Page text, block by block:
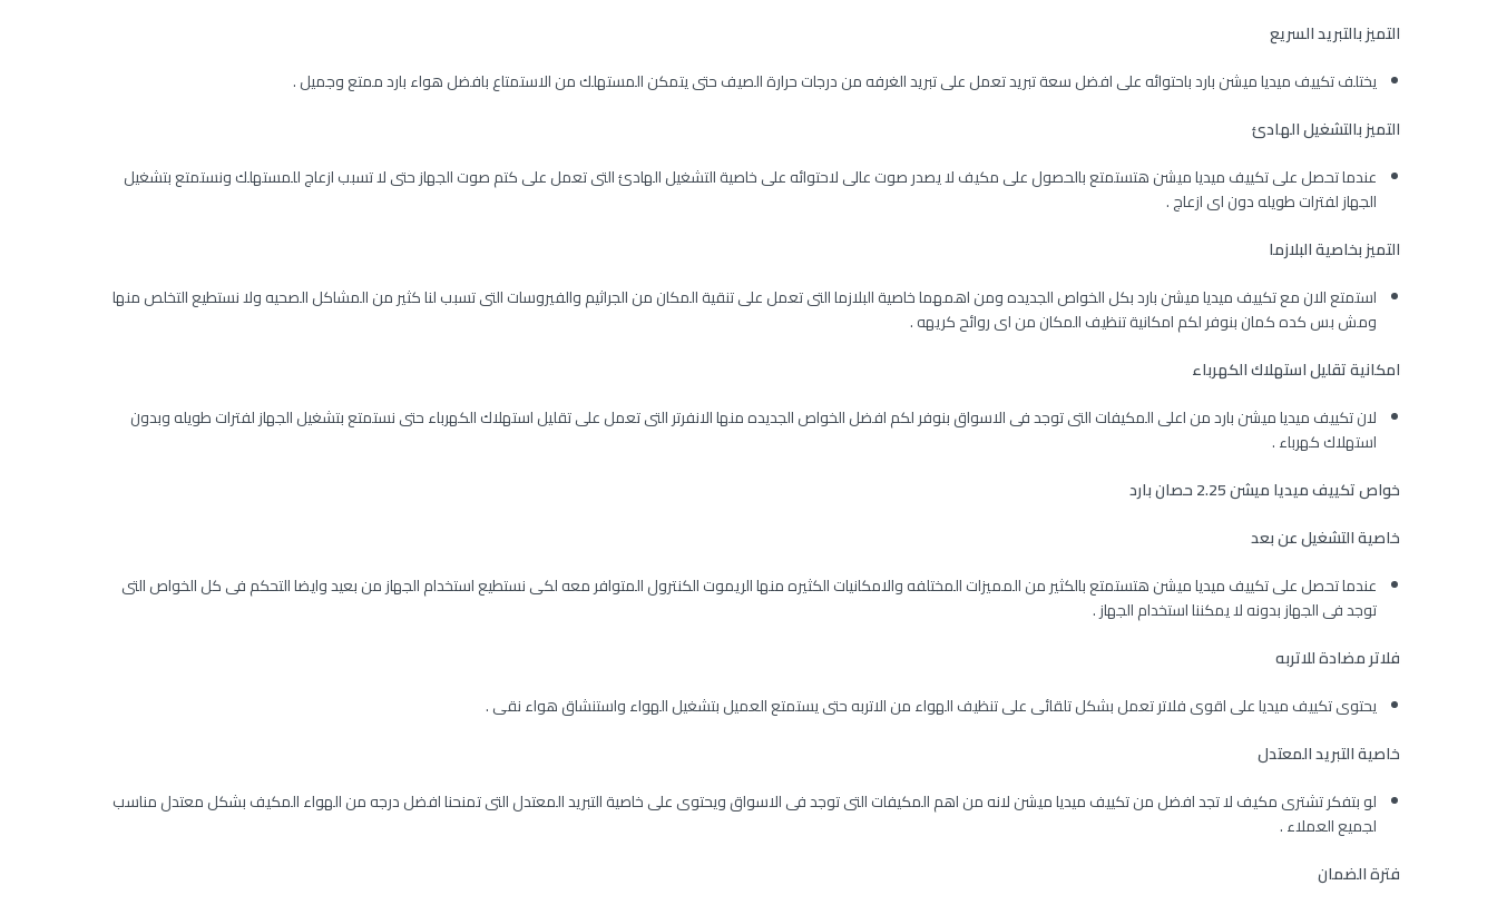
التميز بالتبريد السريع
يختلف تكييف ميديا ميشن بارد باحتوائه على افضل سعة تبريد تعمل على تبريد الغرفه من درجات حرارة الصيف حتى يتمكن المستهلك من الاستمتاع بافضل هواء بارد ممتع وجميل .
التميز بالتشغيل الهادئ
عندما تحصل على تكييف ميديا ميشن هتستمتع بالحصول على مكيف لا يصدر صوت عالى لاحتوائه على خاصية التشغيل الهادئ التى تعمل على كتم صوت الجهاز حتى لا تسبب ازعاج للمستهلك ونستمتع بتشغيل
الجهاز لفترات طويله دون اى ازعاج .
التميز بخاصية البلازما
استمتع الان مع تكييف ميديا ميشن بارد بكل الخواص الجديده ومن اهمهما خاصية البلازما التى تعمل على تنقية المكان من الجراثيم والفيروسات التى تسبب لنا كثير من المشاكل الصحيه ولا نستطيع التخلص منها
ومش بس كده كمان بنوفر لكم امكانية تنظيف المكان من اى روائح كريهه .
امكانية تقليل استهلاك الكهرباء
لان تكييف ميديا ميشن بارد من اعلى المكيفات التى توجد فى الاسواق بنوفر لكم افضل الخواص الجديده منها الانفرتر التى تعمل على تقليل استهلاك الكهرباء حتى نستمتع بتشغيل الجهاز لفترات طويله وبدون
استهلاك كهرباء .
خواص تكييف ميديا ميشن 2.25 حصان بارد
خاصية التشغيل عن بعد
عندما تحصل على تكييف ميديا ميشن هتستمتع بالكثير من المميزات المختلفه والامكانيات الكثيره منها الريموت الكنترول المتوافر معه لكى نستطيع استخدام الجهاز من بعيد وايضا التحكم فى كل الخواص التى
توجد فى الجهاز بدونه لا يمكننا استخدام الجهاز .
فلاتر مضادة للاتربه
يحتوى تكييف ميديا على اقوى فلاتر تعمل بشكل تلقائى على تنظيف الهواء من الاتربه حتى يستمتع العميل بتشغيل الهواء واستنشاق هواء نقى .
خاصية التبريد المعتدل
لو بتفكر تشترى مكيف لا تجد افضل من تكييف ميديا ميشن لانه من اهم المكيفات التى توجد فى الاسواق ويحتوى على خاصية التبريد المعتدل التى تمنحنا افضل درجه من الهواء المكيف بشكل معتدل مناسب
لجميع العملاء .
فترة الضمان